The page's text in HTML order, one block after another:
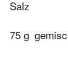
Salz
75 g